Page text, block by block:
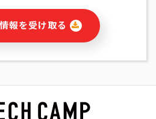
スに関連する情報(当社及び第三者の
配信・宣伝を含みますが、それらに
)を識別できない形式に加工した統
報を受け取る